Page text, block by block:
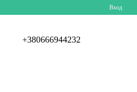
Вход
+380666944232